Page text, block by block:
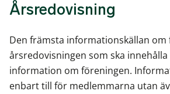
Årsredovisning
Den främsta informationskällan
årsredovisningen som ska
information om föreningen.
enbart till för medlemmarna utan